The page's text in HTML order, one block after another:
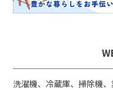
洗濯機、冷蔵庫、掃除機